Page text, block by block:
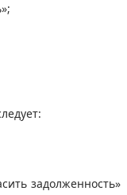
задолженность»